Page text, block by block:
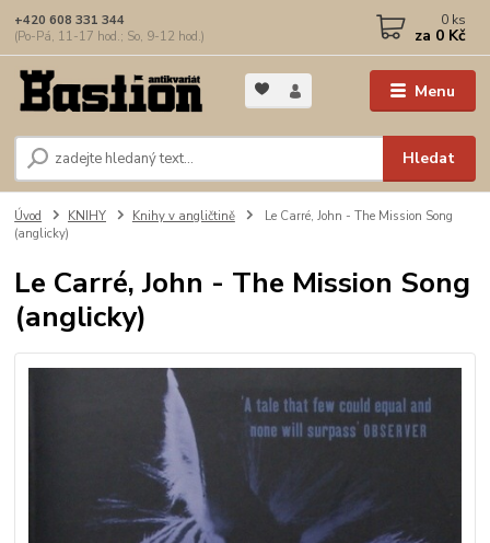
Menu
Hledat
+420 608 331 344
(Po-Pá, 11-17 hod.; So, 9-12 hod.)
0 ks
za 0 Kč
Úvod KNIHY Knihy v angličtině
Le Carré, John - The Mission Song
(anglicky)
Le Carré, John - The Mission Song
(anglicky)